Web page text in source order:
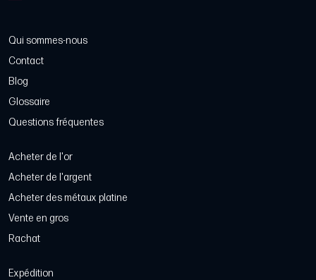
Qui sommes-nous
Contact
Blog
Glossaire
Questions fréquentes
Acheter de l'or
Acheter de l'argent
Acheter des métaux platine
Vente en gros
Rachat
Expédition